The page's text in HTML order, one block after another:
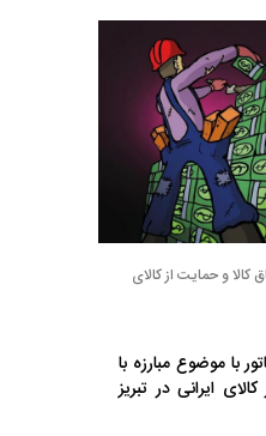
کالا و حمایت از کالای
با موضوع مبارزه با
ایرانی در تبریز